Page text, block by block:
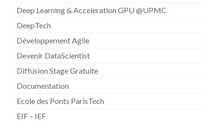
Deep Learning & Acceleration GPU @UPMC
DeepTech
Développement Agile
Devenir DataScientist
Diffusion Stage Gratuite
Documentation
Ecole des Ponts ParisTech
EIF – IEF